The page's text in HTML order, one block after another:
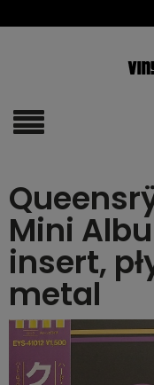
Mini
insert,
metal